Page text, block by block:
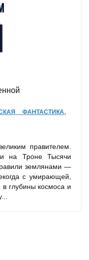
ФАНТАСТИКА
правителем.
на Троне Тысячи
землянами —
с умирающей,
глубины космоса и